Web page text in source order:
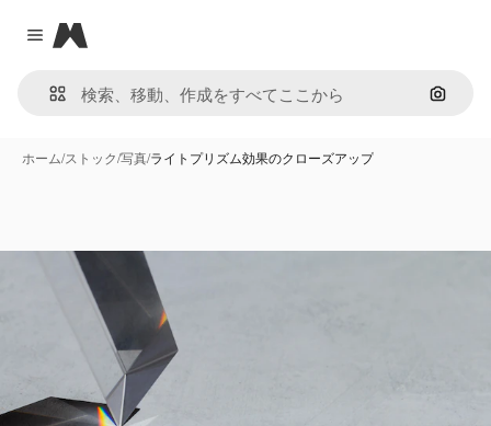
Close menu
Magnific
画像で
ホーム/ストック/写真/ライトプリズム効果のクローズアップ